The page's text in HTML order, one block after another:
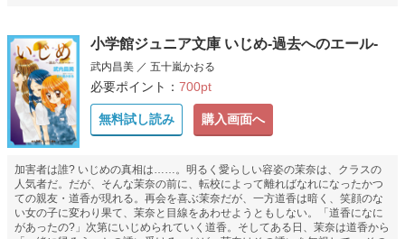
小学館ジュニア文庫 いじめ-過去へのエール-
武内昌美 ／ 五十嵐かおる
必要ポイント： 700pt
無料試し読み 購入画面へ
加害者は誰? いじめの真相は……。明るく愛らしい容姿の茉奈は、クラスの
人気者だ。だが、そんな茉奈の前に、転校によって離ればなれになったかつ
ての親友・道香が現れる。再会を喜ぶ茉奈だが、一方道香は暗く、笑顔のな
い女の子に変わり果て、茉奈と目線をあわせようともしない。「道香になに
があったの?」次第にいじめられていく道香。そしてある日、茉奈は道香から